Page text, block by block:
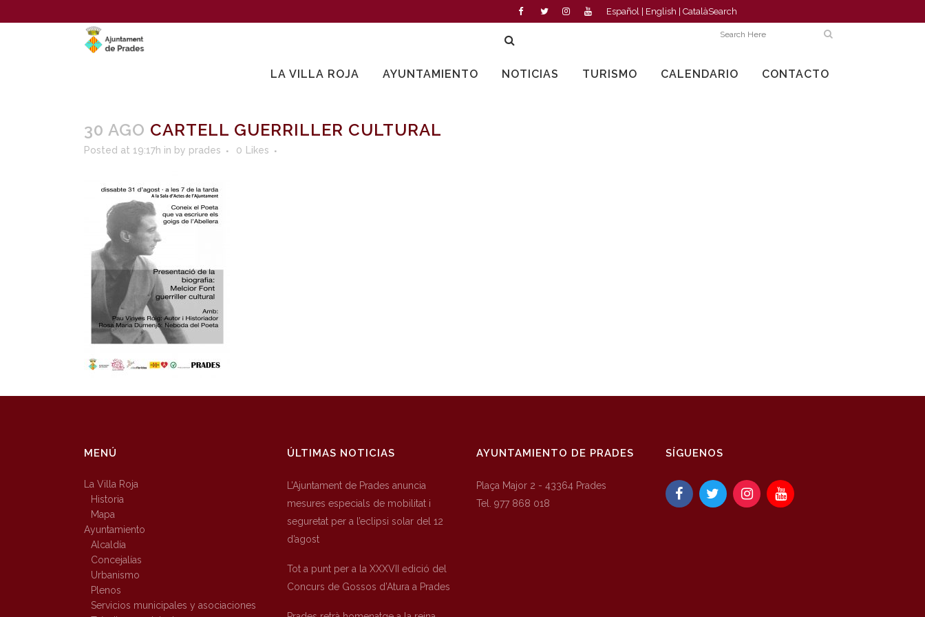
Español English CatalàSearch
LA VILLA ROJA AYUNTAMIENTO NOTICIAS TURISMO CALENDARIO CONTACTO
30 AGO CARTELL GUERRILLER CULTURAL
Posted at 19:17h in by prades 0 Likes
MENÚ
La Villa Roja
Historia
Mapa
Ayuntamiento
Alcaldía
Concejalías
Urbanismo
Plenos
Servicios municipales y asociaciones
ÚLTIMAS NOTICIAS
L’Ajuntament de Prades anuncia
mesures especials de mobilitat i
seguretat per a l’eclipsi solar del 12
d’agost
Tot a punt per a la XXXVII edició del
Concurs de Gossos d’Atura a Prades
AYUNTAMIENTO DE PRADES
Plaça Major 2 - 43364 Prades
Tel. 977 868 018
SÍGUENOS